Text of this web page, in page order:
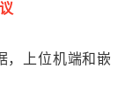
，上位机端和嵌